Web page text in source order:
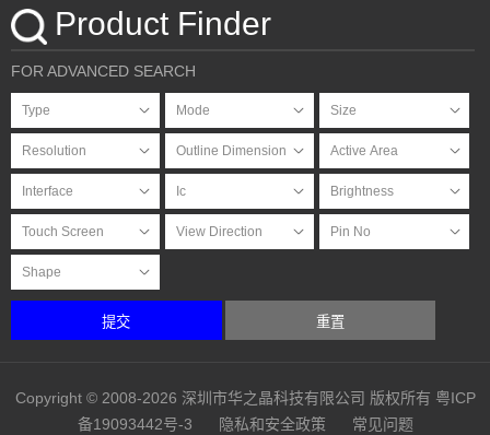
Product Finder
FOR ADVANCED SEARCH
提交 重置
Copyright © 2008-2026 深圳市华之晶科技有限公司 版权所有 粤ICP
备19093442号-3
隐私和安全政策 常见问题